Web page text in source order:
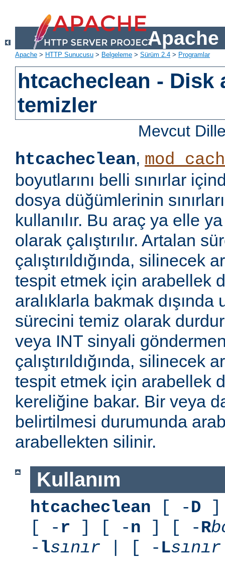
Apache
Apache > HTTP Sunucusu > Belgeleme > Sürüm 2.4 > Programlar
htcacheclean - Disk
temizler
Mevcut
htcacheclean,
boyutlarını belli sınırlar
dosya düğümlerinin
kullanılır. Bu araç ya elle
olarak çalıştırılır. Artalan
çalıştırıldığında, silinecek
tespit etmek için arabellek
aralıklarla bakmak
sürecini temiz olarak
veya INT sinyali
çalıştırıldığında, silinecek
tespit etmek için arabellek
kereliğine bakar. Bir veya
belirtilmesi durumunda
arabellekten silinir.
Kullanım
htcacheclean [ -D ]
[ - r ] [ -n ] [ -R
- lsınır | [ - Lsınır